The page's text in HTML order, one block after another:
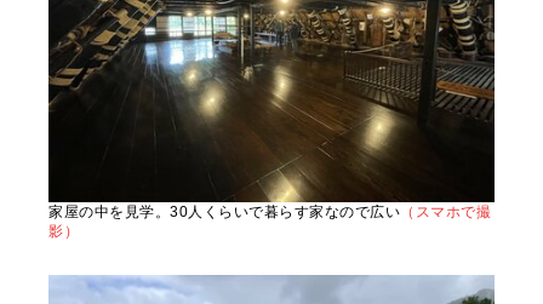
家屋の中を見学。30人くらいで暮らす家なので広い （スマホで撮
影）